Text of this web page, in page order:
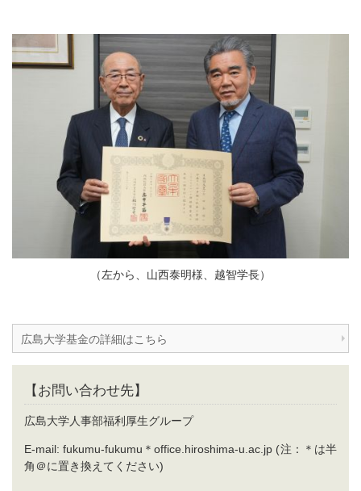
（左から、山西泰明様、越智学長）
広島大学基金の詳細はこちら
【お問い合わせ先】
広島大学人事部福利厚生グループ
E-mail: fukumu-fukumu＊office.hiroshima-u.ac.jp (注：＊は半
角＠に置き換えてください)